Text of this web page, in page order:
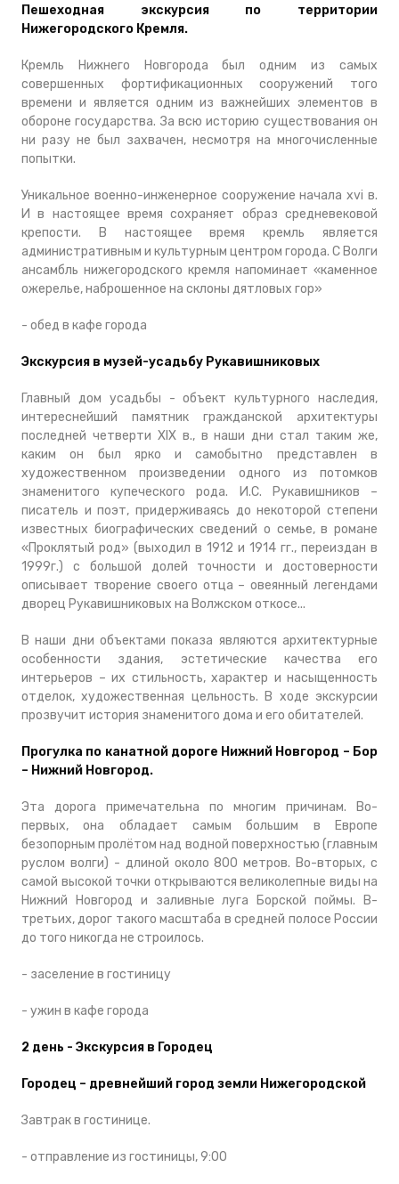
Пешеходная экскурсия по территории
Нижегородского Кремля.
Кремль Нижнего Новгорода был одним из самых
совершенных фортификационных сооружений того
времени и является одним из важнейших элементов в
обороне государства. За всю историю существования он
ни разу не был захвачен, несмотря на многочисленные
попытки.
Уникальное военно-инженерное сооружение начала xvi в.
И в настоящее время сохраняет образ средневековой
крепости. В настоящее время кремль является
административным и культурным центром города. С Волги
ансамбль нижегородского кремля напоминает «каменное
ожерелье, наброшенное на склоны дятловых гор»
- обед в кафе города
Экскурсия в музей-усадьбу Рукавишниковых
Главный дом усадьбы - объект культурного наследия,
интереснейший памятник гражданской архитектуры
последней четверти ХIХ в., в наши дни стал таким же,
каким он был ярко и самобытно представлен в
художественном произведении одного из потомков
знаменитого купеческого рода. И.С. Рукавишников –
писатель и поэт, придерживаясь до некоторой степени
известных биографических сведений о семье, в романе
«Проклятый род» (выходил в 1912 и 1914 гг., переиздан в
1999г.) с большой долей точности и достоверности
описывает творение своего отца – овеянный легендами
дворец Рукавишниковых на Волжском откосе...
В наши дни объектами показа являются архитектурные
особенности здания, эстетические качества его
интерьеров – их стильность, характер и насыщенность
отделок, художественная цельность. В ходе экскурсии
прозвучит история знаменитого дома и его обитателей.
Прогулка по канатной дороге Нижний Новгород – Бор
– Нижний Новгород.
Эта дорога примечательна по многим причинам. Во-
первых, она обладает самым большим в Европе
безопорным пролётом над водной поверхностью (главным
руслом волги) - длиной около 800 метров. Во-вторых, с
самой высокой точки открываются великолепные виды на
Нижний Новгород и заливные луга Борской поймы. В-
третьих, дорог такого масштаба в средней полосе России
до того никогда не строилось.
- заселение в гостиницу
- ужин в кафе города
2 день - Экскурсия в Городец
Городец – древнейший город земли Нижегородской
Завтрак в гостинице.
- отправление из гостиницы, 9:00